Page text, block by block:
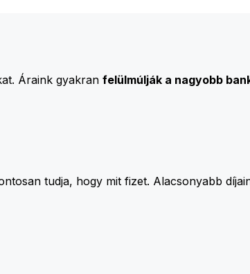
Áraink gyakran felülmúlják a nagyobb
tudja, hogy mit fizet. Alacsonyabb